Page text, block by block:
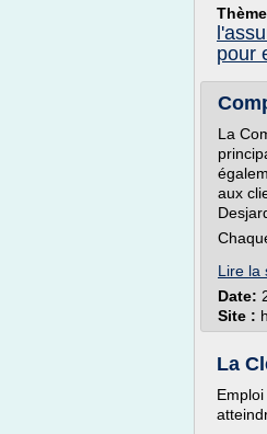
pour
La
aux
Lire la
Date:
Site :
La